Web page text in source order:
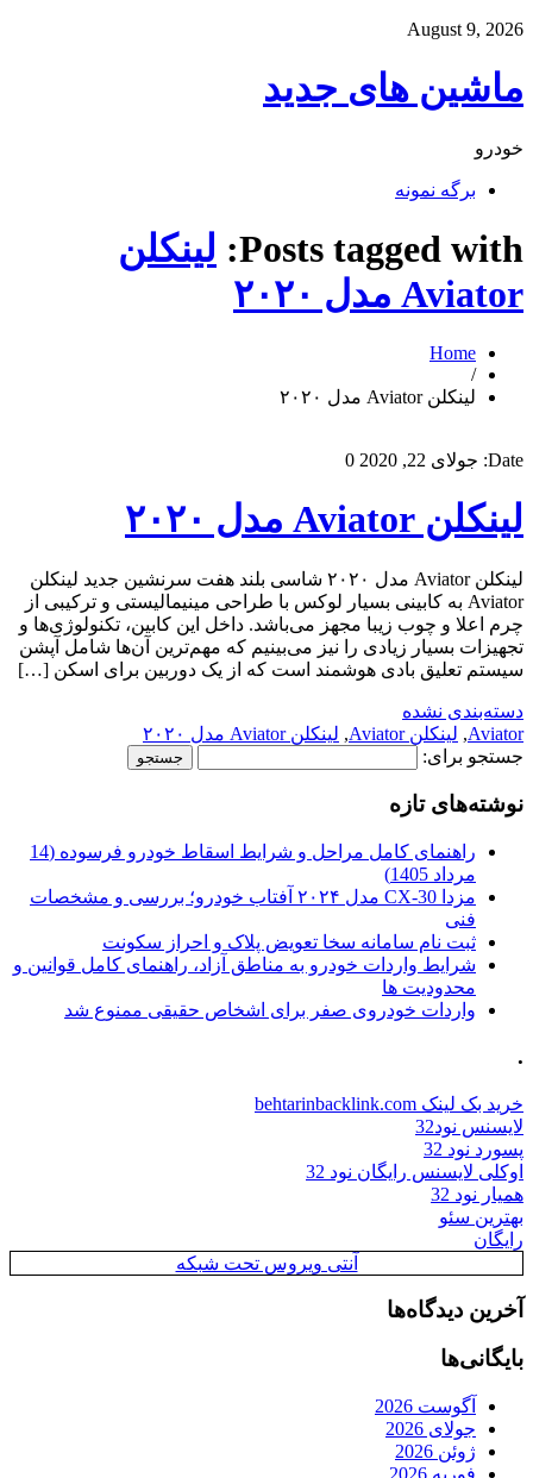
August 9, 2026
ماشین های جدید
خودرو
برگه نمونه
Posts tagged with: لینکلن
Aviator مدل ۲۰۲۰
Home
/
لینکلن Aviator مدل ۲۰۲۰
Date: جولای 22, 2020 0
لینکلن Aviator مدل ۲۰۲۰
لینکلن Aviator مدل ۲۰۲۰ شاسی بلند هفت سرنشین جدید لینکلن
Aviator به کابینی بسیار لوکس با طراحی مینیمالیستی و ترکیبی از
چرم اعلا و چوب زیبا مجهز می‌باشد. داخل این کابین، تکنولوژی‌ها و
تجهیزات بسیار زیادی را نیز می‌بینیم که مهم‌ترین آن‌ها شامل آپشن
سیستم تعلیق بادی هوشمند است که از یک دوربین برای اسکن […]
دسته‌بندی نشده
Aviator
, لینکلن Aviator , لینکلن Aviator مدل ۲۰۲۰
جستجو برای:
نوشته‌های تازه
راهنمای کامل مراحل و شرایط اسقاط خودرو فرسوده (14
مرداد 1405)
مزدا CX-30 مدل ۲۰۲۴ آفتاب خودرو؛ بررسی و مشخصات
فنی
ثبت نام سامانه سخا تعویض پلاک و احراز سکونت
شرایط واردات خودرو به مناطق آزاد، راهنمای کامل قوانین و
محدودیت ها
واردات خودروی صفر برای اشخاص حقیقی ممنوع شد
.
خرید بک لینک behtarinbacklink.com
لایسنس نود32
پسورد نود 32
اوکلی لایسنس رایگان نود 32
همیار نود 32
بهترین سئو
رایگان
آنتی ویروس تحت شبکه
آخرین دیدگاه‌ها
بایگانی‌ها
آگوست 2026
جولای 2026
ژوئن 2026
فوریه 2026